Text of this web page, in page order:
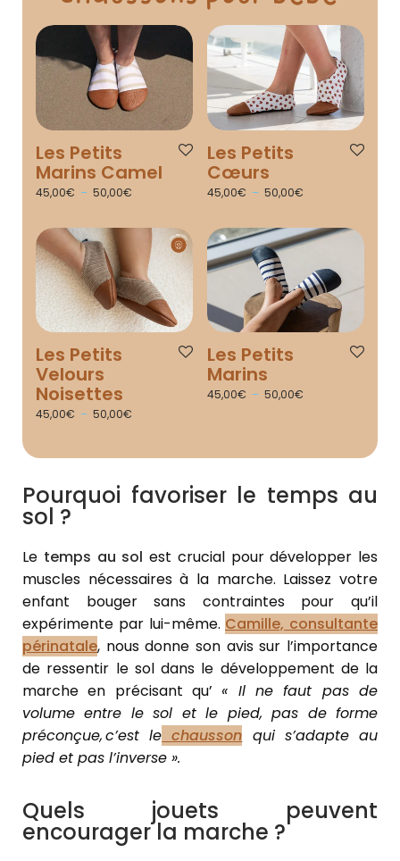
Les Petits
Marins Camel
45,00€ – 50,00€
Les Petits
Cœurs
45,00€ – 50,00€
Les Petits
Velours
Noisettes
45,00€ – 50,00€
Les Petits
Marins
45,00€ – 50,00€
Pourquoi favoriser le temps au
sol ?
Le temps au sol est crucial pour développer les
muscles nécessaires à la marche. Laissez votre
enfant bouger sans contraintes pour qu’il
expérimente par lui-même. Camille, consultante
périnatale, nous donne son avis sur l’importance
de ressentir le sol dans le développement de la
marche en précisant qu’« Il ne faut pas de
volume entre le sol et le pied, pas de forme
préconçue, c’est le chausson qui s’adapte au
pied et pas l’inverse ».
Quels jouets peuvent
encourager la marche ?